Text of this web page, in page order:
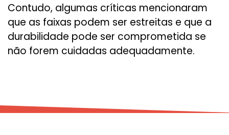
Contudo, algumas críticas mencionaram
que as faixas podem ser estreitas e que a
durabilidade pode ser comprometida se
não forem cuidadas adequadamente.